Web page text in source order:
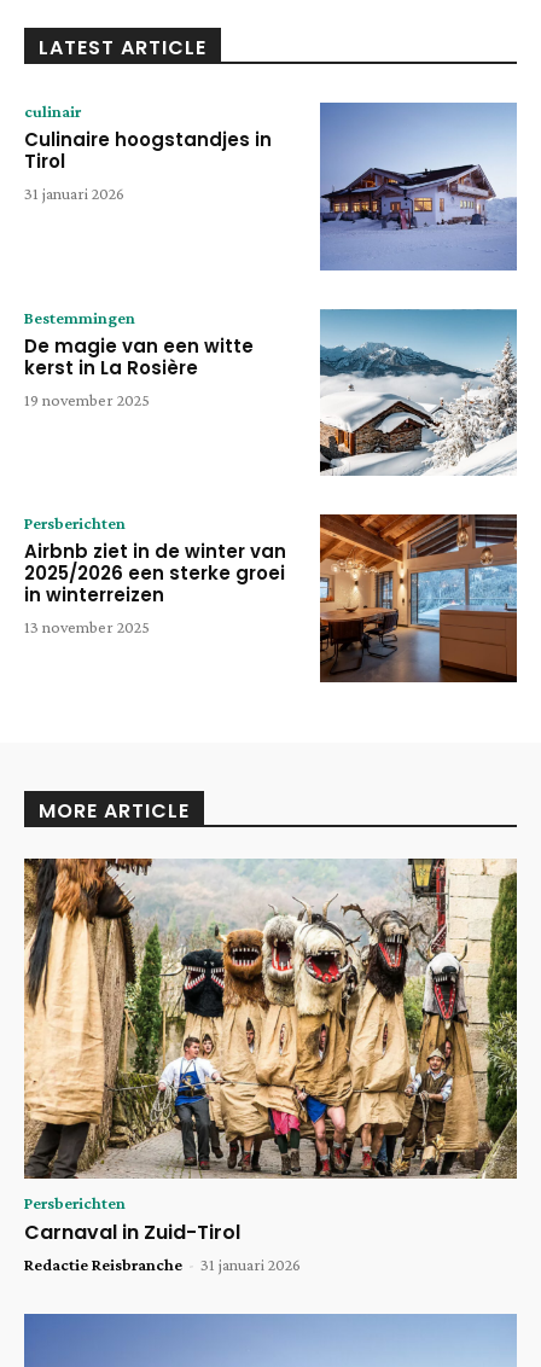
LATEST ARTICLE
culinair
Culinaire hoogstandjes in
Tirol
31 januari 2026
Bestemmingen
De magie van een witte
kerst in La Rosière
19 november 2025
Persberichten
Airbnb ziet in de winter van
2025/2026 een sterke groei
in winterreizen
13 november 2025
MORE ARTICLE
Persberichten
Carnaval in Zuid-Tirol
Redactie Reisbranche - 31 januari 2026